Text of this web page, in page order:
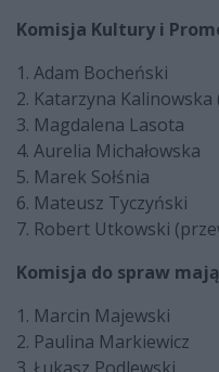
Komisja Kultury i
1. Adam Bocheński
2. Katarzyna Kalinowska
3. Magdalena Lasota
4. Aurelia Michałowska
5. Marek Sołśnia
6. Mateusz Tyczyński
7. Robert Utkowski
Komisja do spraw
1. Marcin Majewski
2. Paulina Markiewicz